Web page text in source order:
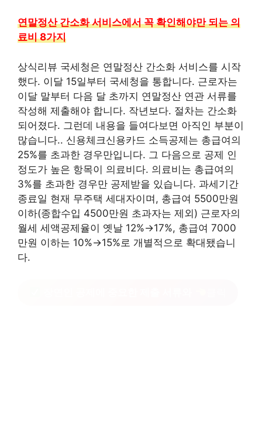
연말정산 간소화 서비스에서 꼭 확인해야만 되는 의
료비 8가지
상식리뷰 국세청은 연말정산 간소화 서비스를 시작
했다. 이달 15일부터 국세청을 통합니다. 근로자는
이달 말부터 다음 달 초까지 연말정산 연관 서류를
작성해 제출해야 합니다. 작년보다. 절차는 간소화
되어졌다. 그런데 내용을 들여다보면 아직인 부분이
많습니다.. 신용체크신용카드 소득공제는 총급여의
25%를 초과한 경우만입니다. 그 다음으로 공제 인
정도가 높은 항목이 의료비다. 의료비는 총급여의
3%를 초과한 경우만 공제받을 있습니다. 과세기간
종료일 현재 무주택 세대자이며, 총급여 5500만원
이하(종합수입 4500만원 초과자는 제외) 근로자의
월세 세액공제율이 옛날 12%→17%, 총급여 7000
만원 이하는 10%→15%로 개별적으로 확대됐습니
다.